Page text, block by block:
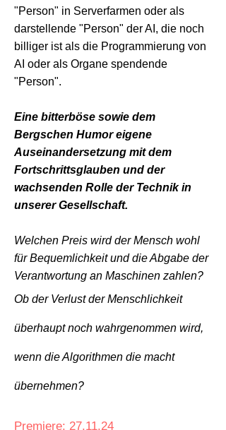
"Person" in Serverfarmen oder als
darstellende "Person" der AI, die noch
billiger ist als die Programmierung von
AI oder als Organe spendende
"Person".
Eine bitterböse sowie dem
Bergschen Humor eigene
Auseinandersetzung mit dem
Fortschrittsglauben und der
wachsenden Rolle der Technik in
unserer Gesellschaft.
Welchen Preis wird der Mensch wohl
für Bequemlichkeit und die Abgabe der
Verantwortung an Maschinen zahlen?
Ob der Verlust der Menschlichkeit
überhaupt noch wahrgenommen wird,
wenn die Algorithmen die macht
übernehmen?
Premiere: 27.11.24